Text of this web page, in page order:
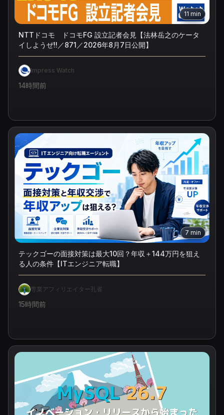
11 min
NTTドコモ ドコモFG 設立記者会見【法林岳之のケータ
イしようぜ!!／871／2026年8月7日公開】
Impress Watch
14時間前
7 min
テックゴーの面接対策は最大10回？年収＋144万円を狙え
る人の条件【ITエンジニア転職】
専業アフィリエイター孔雀
15時間前